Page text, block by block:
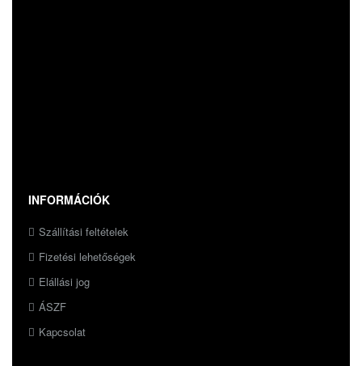
INFORMÁCIÓK
Szállítási feltételek
Fizetési lehetőségek
Elállási jog
ÁSZF
Kapcsolat